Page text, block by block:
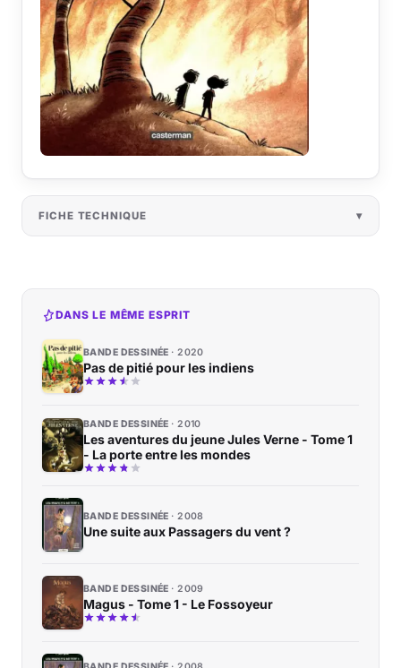
FICHE TECHNIQUE
DANS LE MÊME ESPRIT
BANDE DESSINÉE 2020
Pas de pitié pour les indiens
BANDE DESSINÉE 2010
Les aventures du jeune Jules Verne - Tome 1
- La porte entre les mondes
BANDE DESSINÉE 2008
Une suite aux Passagers du vent ?
BANDE DESSINÉE 2009
Magus - Tome 1 - Le Fossoyeur